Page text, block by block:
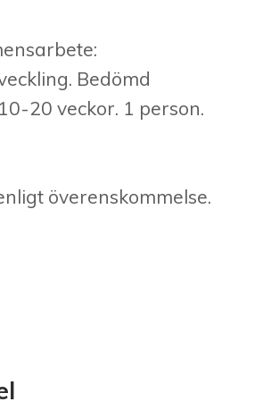
Bedömd
20 veckor. 1 person.
överenskommelse.